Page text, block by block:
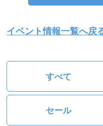
イベント情報一覧へ戻
すべて
セール